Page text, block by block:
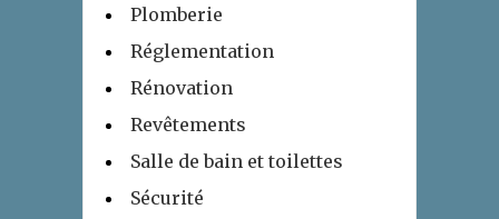
Plomberie
Réglementation
Rénovation
Revêtements
Salle de bain et toilettes
Sécurité